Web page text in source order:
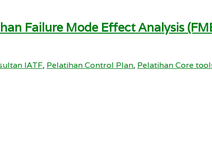
Failure Mode Effect Analysis
IATF, Pelatihan Control Plan, Pelatihan Core